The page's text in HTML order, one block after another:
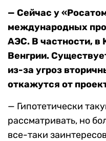
— Сейчас у
международных
АЭС. В частности, в
Венгрии.
из-за угроз
откажутся от
— Гипотетически
рассматривать, но
все-таки